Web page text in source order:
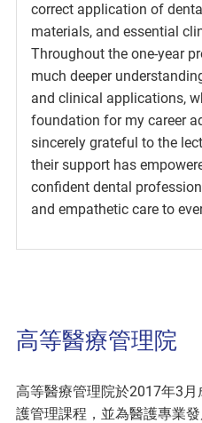
correct application of
materials, and essential
Throughout the one-year
much deeper
and clinical applications,
foundation for my career
sincerely grateful to the
their support has
confident dental
and empathetic care to
高等醫療管理院
高等醫療管理院於2017年3
護管理課程，並為醫護專業